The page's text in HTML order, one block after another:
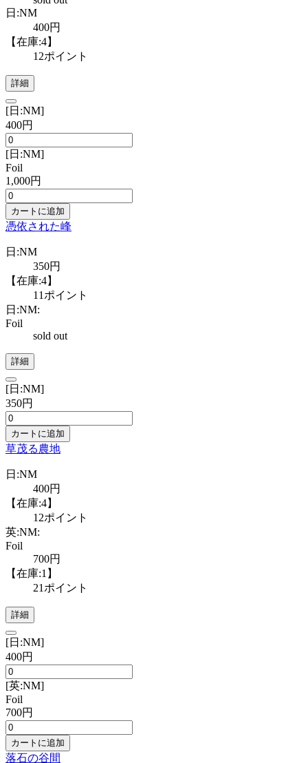
日:NM
400円
【在庫:4】
12ポイント
詳細
[日:NM]
400円
[日:NM]
Foil
1,000円
カートに追加
憑依された峰
日:NM
350円
【在庫:4】
11ポイント
日:NM:
Foil
sold out
詳細
[日:NM]
350円
カートに追加
草茂る農地
日:NM
400円
【在庫:4】
12ポイント
英:NM:
Foil
700円
【在庫:1】
21ポイント
詳細
[日:NM]
400円
[英:NM]
Foil
700円
カートに追加
落石の谷間